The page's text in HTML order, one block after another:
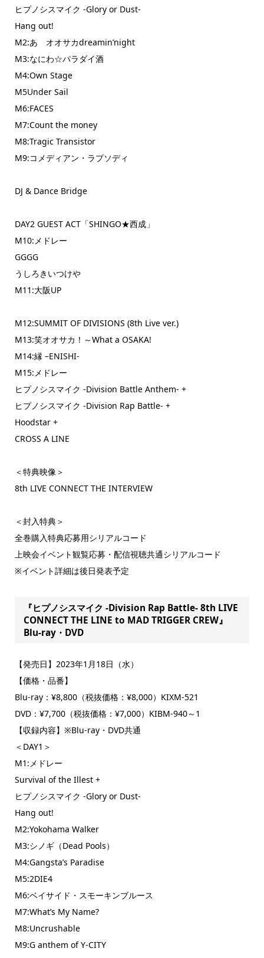
ヒプノシスマイク -Glory or Dust-
Hang out!
M2:あゝオオサカdreamin’night
M3:なにわ☆パラダイ酒
M4:Own Stage
M5Under Sail
M6:FACES
M7:Count the money
M8:Tragic Transistor
M9:コメディアン・ラプソディ
DJ & Dance Bridge
DAY2 GUEST ACT「SHINGO★西成」
M10:メドレー
GGGG
うしろきいつけや
M11:大阪UP
M12:SUMMIT OF DIVISIONS (8th Live ver.)
M13:笑オオサカ！～What a OSAKA!
M14:縁 –ENISHI-
M15:メドレー
ヒプノシスマイク -Division Battle Anthem- +
ヒプノシスマイク -Division Rap Battle- +
Hoodstar +
CROSS A LINE
＜特典映像＞
8th LIVE CONNECT THE INTERVIEW
＜封入特典＞
全巻購入特典応募用シリアルコード
上映会イベント観覧応募・配信視聴共通シリアルコード
※イベント詳細は後日発表予定
『ヒプノシスマイク -Division Rap Battle- 8th LIVE
CONNECT THE LINE to MAD TRIGGER CREW』
Blu-ray・DVD
【発売日】2023年1月18日（水）
【価格・品番】
Blu-ray：¥8,800（税抜価格：¥8,000）KIXM-521
DVD：¥7,700（税抜価格：¥7,000）KIBM-940～1
【収録内容】※Blu-ray・DVD共通
＜DAY1＞
M1:メドレー
Survival of the Illest +
ヒプノシスマイク -Glory or Dust-
Hang out!
M2:Yokohama Walker
M3:シノギ（Dead Pools）
M4:Gangsta’s Paradise
M5:2DIE4
M6:ベイサイド・スモーキンブルース
M7:What’s My Name?
M8:Uncrushable
M9:G anthem of Y-CITY